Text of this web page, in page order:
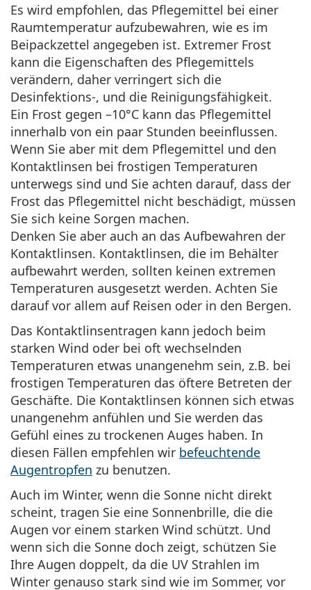
Es wird empfohlen, das Pflegemittel bei einer
Raumtemperatur aufzubewahren, wie es im
Beipackzettel angegeben ist. Extremer Frost
kann die Eigenschaften des Pflegemittels
verändern, daher verringert sich die
Desinfektions-, und die Reinigungsfähigkeit.
Ein Frost gegen –10°C kann das Pflegemittel
innerhalb von ein paar Stunden beeinflussen.
Wenn Sie aber mit dem Pflegemittel und den
Kontaktlinsen bei frostigen Temperaturen
unterwegs sind und Sie achten darauf, dass der
Frost das Pflegemittel nicht beschädigt, müssen
Sie sich keine Sorgen machen.
Denken Sie aber auch an das Aufbewahren der
Kontaktlinsen. Kontaktlinsen, die im Behälter
aufbewahrt werden, sollten keinen extremen
Temperaturen ausgesetzt werden. Achten Sie
darauf vor allem auf Reisen oder in den Bergen.
Das Kontaktlinsentragen kann jedoch beim
starken Wind oder bei oft wechselnden
Temperaturen etwas unangenehm sein, z.B. bei
frostigen Temperaturen das öftere Betreten der
Geschäfte. Die Kontaktlinsen können sich etwas
unangenehm anfühlen und Sie werden das
Gefühl eines zu trockenen Auges haben. In
diesen Fällen empfehlen wir befeuchtende
Augentropfen zu benutzen.
Auch im Winter, wenn die Sonne nicht direkt
scheint, tragen Sie eine Sonnenbrille, die die
Augen vor einem starken Wind schützt. Und
wenn sich die Sonne doch zeigt, schützen Sie
Ihre Augen doppelt, da die UV Strahlen im
Winter genauso stark sind wie im Sommer, vor